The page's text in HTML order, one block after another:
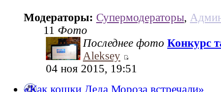
Модераторы: Супермодераторы,
11 Фото
Последнее фото Конкурс
Aleksey
04 ноя 2015, 19:51
«Как кошки Деда Мороза встречали»